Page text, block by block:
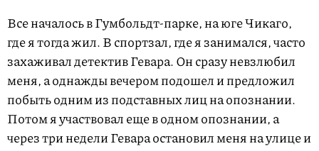
Все началось в Гумбольдт-парке, на юге Чикаго,
где я тогда жил. В спортзал, где я занимался, часто
захаживал детектив Гевара. Он сразу невзлюбил
меня, а однажды вечером подошел и предложил
побыть одним из подставных лиц на опознании.
Потом я участвовал еще в одном опознании, а
через три недели Гевара остановил меня на улице и